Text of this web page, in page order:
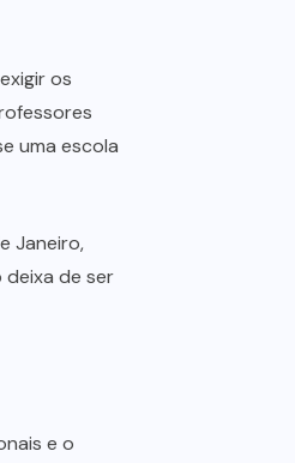
os
uma escola
Janeiro,
deixa de ser
e o